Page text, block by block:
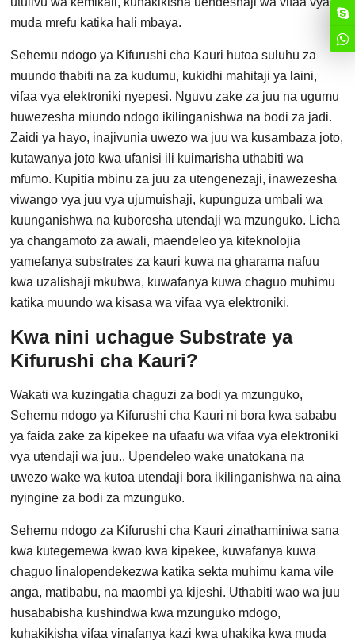
muda mrefu katika hali mbaya.
Sehemu ndogo ya Kifurushi cha Kauri hutoa suluhu za
muundo thabiti na za kudumu, kukidhi mahitaji ya laini,
vifaa vya elektroniki nyepesi. Nguvu zake za juu na ugumu
huwezesha miundo ndogo ikilinganishwa na bodi za jadi.
Zaidi ya hayo, inajivunia uwezo wa juu wa kusambaza joto,
kutawanya joto kwa ufanisi ili kuimarisha uthabiti wa
mfumo. Kupitia mbinu za juu za utengenezaji, inawezesha
viwango vya juu vya ujumuishaji, kupunguza umbali wa
kuunganishwa na kuboresha utendaji wa mzunguko. Licha
ya changamoto za awali, maendeleo ya kiteknolojia
yamefanya substrates za kauri kuwa na gharama nafuu
kwa uzalishaji mkubwa, kuwafanya kuwa chaguo muhimu
katika muundo wa kisasa wa vifaa vya elektroniki.
Kwa nini uchague Substrate ya
Kifurushi cha Kauri?
Wakati wa kuzingatia chaguzi za bodi ya mzunguko,
Sehemu ndogo ya Kifurushi cha Kauri ni bora kwa sababu
ya faida zake za kipekee na ufaafu wa vifaa vya elektroniki
vya utendaji wa juu.. Upendeleo wake unatokana na
uwezo wake wa kutoa utendaji bora ikilinganishwa na aina
nyingine za bodi za mzunguko.
Sehemu ndogo za Kifurushi cha Kauri zinathaminiwa sana
kwa kutegemewa kwao kwa kipekee, kuwafanya kuwa
chaguo linalopendekezwa katika sekta muhimu kama vile
anga, matibabu, na maombi ya kijeshi. Uthabiti wao wa juu
husababisha kushindwa kwa mzunguko mdogo,
kuhakikisha vifaa vinafanya kazi kwa uhakika kwa muda